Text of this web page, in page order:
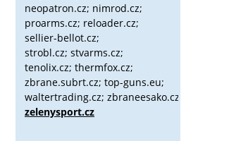
neopatron.cz; nimrod.cz;
proarms.cz; reloader.cz;
sellier-bellot.cz;
strobl.cz; stvarms.cz;
tenolix.cz; thermfox.cz;
zbrane.subrt.cz; top-guns.eu;
waltertrading.cz; zbraneesako.cz;
zelenysport.cz